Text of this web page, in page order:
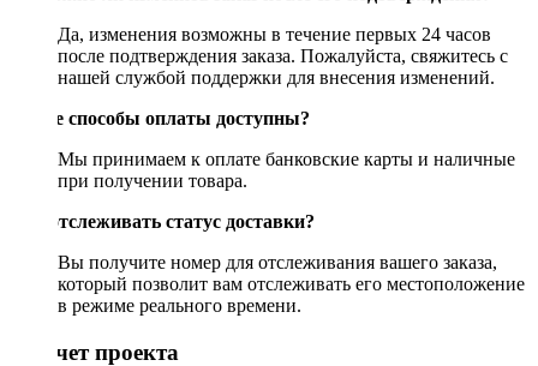
Да, изменения возможны в течение первых 24 часов
после подтверждения заказа. Пожалуйста, свяжитесь с
нашей службой поддержки для внесения изменений.
Какие способы оплаты доступны?
Мы принимаем к оплате банковские карты и наличные
при получении товара.
Как отслеживать статус доставки?
Вы получите номер для отслеживания вашего заказа,
который позволит вам отслеживать его местоположение
в режиме реального времени.
Рассчет проекта